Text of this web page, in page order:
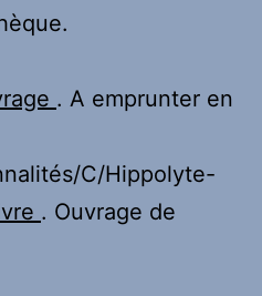
. A emprunter en
C/Hippolyte-
. Ouvrage de